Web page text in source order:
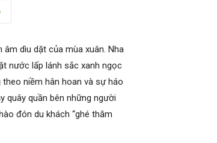
dìu dặt của mùa xuân. Nha
nước lấp lánh sắc xanh ngọc
niềm hân hoan và sự háo
quây quần bên những người
đón du khách “ghé thăm